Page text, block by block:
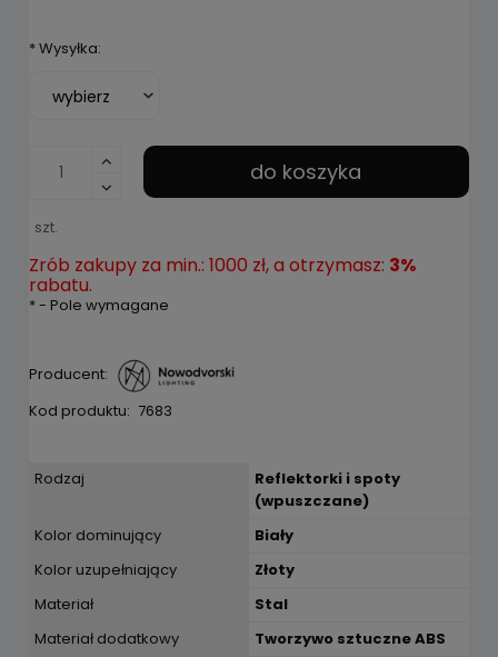
*Wysyłka:
szt.
do koszyka
Zrób zakupy za min.: 1000 zł, a otrzymasz: 3%
rabatu.
*- Pole wymagane
Producent:
Kod produktu: 7683
Rodzaj
Reflektorki i spoty
(wpuszczane)
Kolor dominujący
Biały
Kolor uzupełniający
Złoty
Materiał
Stal
Materiał dodatkowy
Tworzywo sztuczne ABS